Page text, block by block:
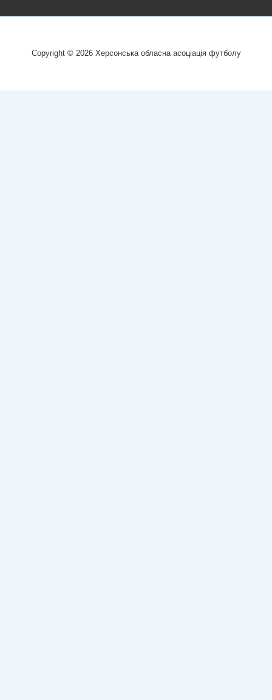
Copyright © 2026 Херсонська обласна асоціація футболу